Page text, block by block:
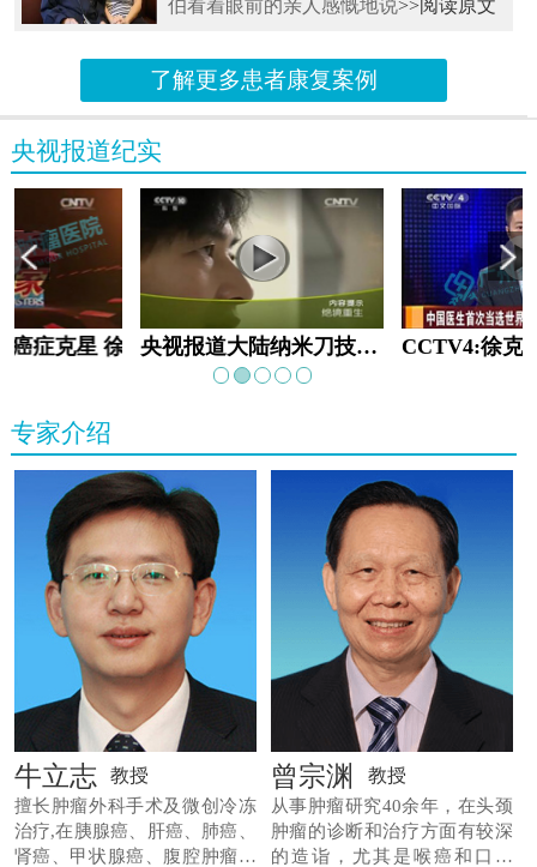
伯看着眼前的亲人感慨地说>>阅读原文
了解更多患者康复案例
央视报道纪实
癌症克星 徐克成 央视报道大陆纳米刀技术手术：绝境重生
专家介绍
牛立志 教授
擅长肿瘤外科手术及微创冷冻
治疗,在胰腺癌、肝癌、肺癌、
肾癌、甲状腺癌、腹腔肿瘤等
曾宗渊 教授
从事肿瘤研究40余年，在头颈
肿瘤的诊断和治疗方面有较深
的造诣，尤其是喉癌和口腔